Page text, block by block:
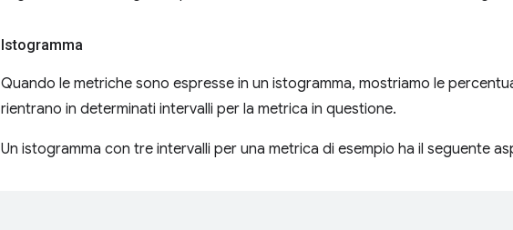
Istogramma
Quando le metriche sono espresse in un istogramma, mostriamo le
rientrano in determinati intervalli per la metrica in questione.
Un istogramma con tre intervalli per una metrica di esempio ha il seguente